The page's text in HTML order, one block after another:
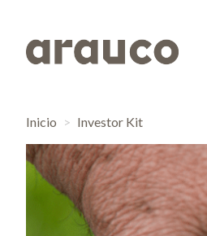
Inicio Investor Kit